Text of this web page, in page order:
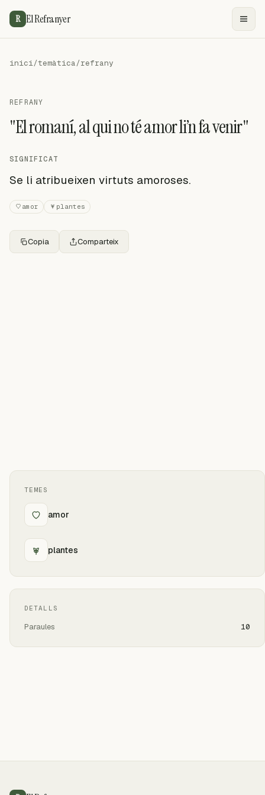
R El Refranyer
inici/temàtica/refrany
REFRANY
"El romaní, al qui no té amor li’n fa venir"
SIGNIFICAT
Se li atribueixen virtuts amoroses.
amor plantes
Copia Comparteix
TEMES
amor
plantes
DETALLS
Paraules 10